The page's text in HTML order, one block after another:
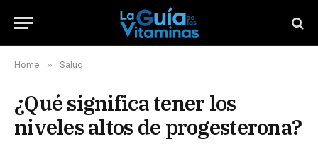
Home » Salud
¿Qué significa tener los
niveles altos de progesterona?